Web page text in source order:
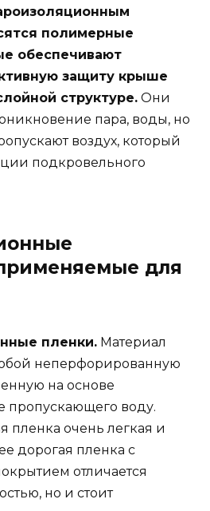
полимерные
обеспечивают
защиту крыше
структуре. Они
пара, воды, но
воздух, который
подкровельного
для
пленки. Материал
неперфорированную
на основе
пропускающего воду.
пленка очень легкая и
дорогая пленка с
отличается
но и стоит